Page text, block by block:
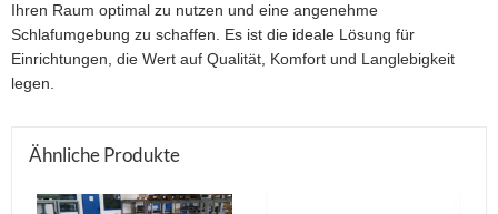
Ihren Raum optimal zu nutzen und eine angenehme
Schlafumgebung zu schaffen. Es ist die ideale Lösung für
Einrichtungen, die Wert auf Qualität, Komfort und Langlebigkeit
legen.
Ähnliche Produkte